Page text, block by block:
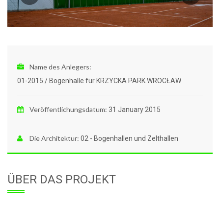
Name des Anlegers:
01-2015 / Bogenhalle für KRZYCKA PARK WROCŁAW
Veröffentlichungsdatum: 31 January 2015
Die Architektur: 02 - Bogenhallen und Zelthallen
ÜBER DAS PROJEKT